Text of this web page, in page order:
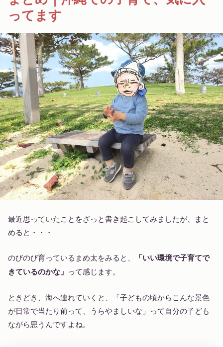
ってます
最近思っていたことをざっと書き起こしてみましたが、まと
めると・・・
のびのび育っているまめ太をみると、
「いい環境で子育てで
きているのかな」 って感じます。
ときどき、海へ連れていくと、「子どもの頃からこんな景色
が日常で当たり前って、うらやましいな」って自分の子ども
ながら思うんですよね。